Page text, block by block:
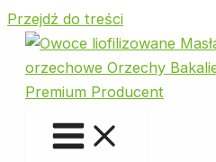
Przejdź do treści